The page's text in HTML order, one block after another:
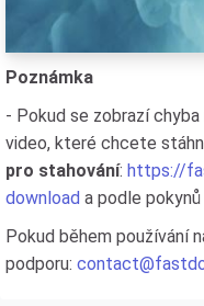
Poznámka
- Pokud se zobrazí
video, které chcete
pro stahování: https://
download a podle
Pokud během používání
podporu: